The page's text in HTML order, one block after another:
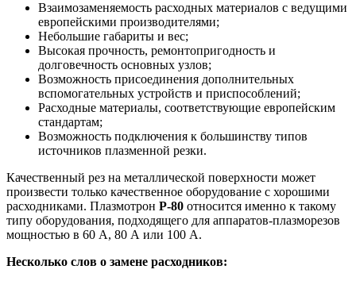
Взаимозаменяемость расходных материалов с ведущими
европейскими производителями;
Небольшие габариты и вес;
Высокая прочность, ремонтопригодность и
долговечность основных узлов;
Возможность присоединения дополнительных
вспомогательных устройств и приспособлений;
Расходные материалы, соответствующие европейским
стандартам;
Возможность подключения к большинству типов
источников плазменной резки.
Качественный рез на металлической поверхности может
произвести только качественное оборудование с хорошими
расходниками. Плазмотрон Р-80 относится именно к такому
типу оборудования, подходящего для аппаратов-плазморезов
мощностью в 60 А, 80 А или 100 А.
Несколько слов о замене расходников: